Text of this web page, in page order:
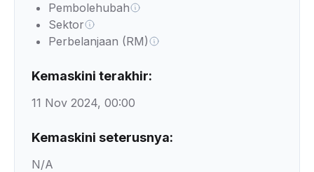
Pembolehubah
Sektor
Perbelanjaan (RM)
Kemaskini terakhir:
11 Nov 2024, 00:00
Kemaskini seterusnya:
N/A